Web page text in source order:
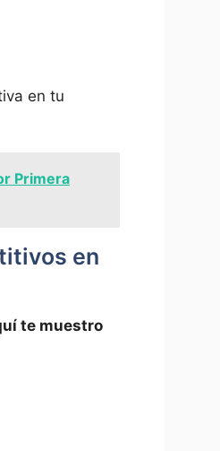
‍en‍ tu
Primera
en
te ⁤muestro